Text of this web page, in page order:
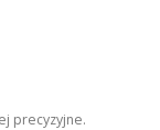
precyzyjne.